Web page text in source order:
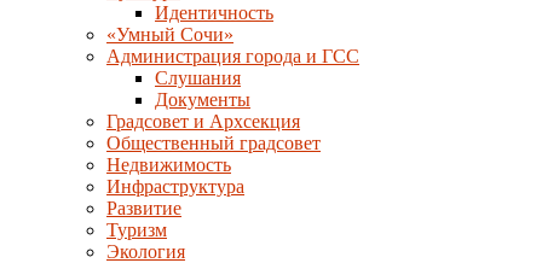
Идентичность
«Умный Сочи»
Администрация города и ГСС
Слушания
Документы
Градсовет и Архсекция
Общественный градсовет
Недвижимость
Инфраструктура
Развитие
Туризм
Экология